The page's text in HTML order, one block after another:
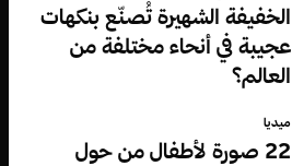
الخفيفة الشهيرة تُصنّع بنكهات
عجيبة في أنحاء مختلفة من
العالم؟
ميديا
22 صورة لأطفال من حول